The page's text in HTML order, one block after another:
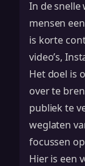
In de snelle
mensen
is korte
video’s,
Het doel is
over te
publiek te
weglaten
focussen
Hier is een